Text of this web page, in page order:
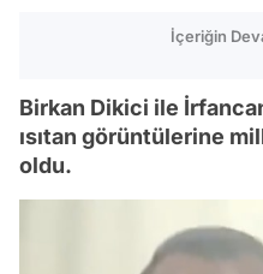
İçeriğin
Birkan Dikici ile
ısıtan görüntülerine
oldu.